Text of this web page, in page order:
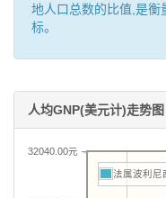
地人口总数的比值,是衡
标。
人均GNP(美元计)走势图
32040.00元
法属波利尼